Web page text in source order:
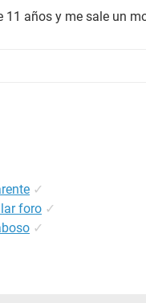
11 años y me sale un
✓
foro ✓
✓